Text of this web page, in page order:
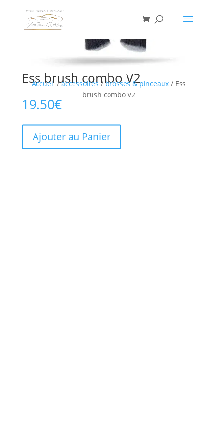
Accueil /accessoires /brosses & pinceaux / Ess
brush combo V2
Ess brush combo V2
19.50€
Ajouter au Panier